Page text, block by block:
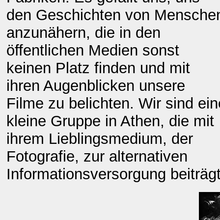
den Geschichten von
anzunähern, die in den
öffentlichen Medien sonst
keinen Platz finden und mit
ihren Augenblicken unsere
Filme zu belichten. Wir sind
kleine Gruppe in Athen, die mit
ihrem Lieblingsmedium, der
Fotografie, zur alternativen
Informationsversorgung